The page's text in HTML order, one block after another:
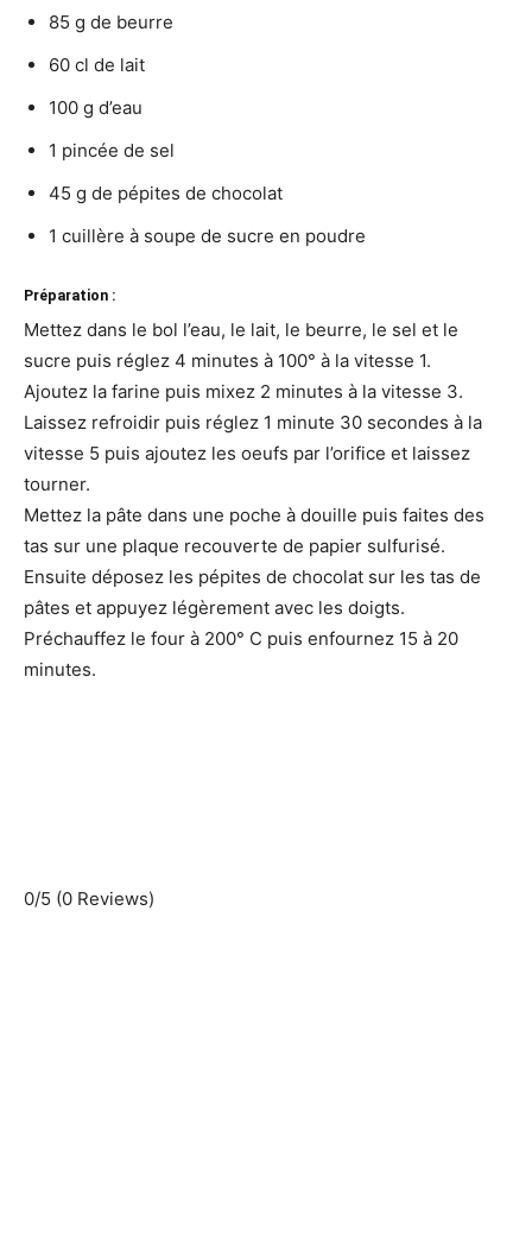
85 g de beurre
60 cl de lait
100 g d’eau
1 pincée de sel
45 g de pépites de chocolat
1 cuillère à soupe de sucre en poudre
Préparation :
Mettez dans le bol l’eau, le lait, le beurre, le sel et le
sucre puis réglez 4 minutes à 100° à la vitesse 1.
Ajoutez la farine puis mixez 2 minutes à la vitesse 3.
Laissez refroidir puis réglez 1 minute 30 secondes à la
vitesse 5 puis ajoutez les oeufs par l’orifice et laissez
tourner.
Mettez la pâte dans une poche à douille puis faites des
tas sur une plaque recouverte de papier sulfurisé.
Ensuite déposez les pépites de chocolat sur les tas de
pâtes et appuyez légèrement avec les doigts.
Préchauffez le four à 200° C puis enfournez 15 à 20
minutes.
0/5 (0 Reviews)